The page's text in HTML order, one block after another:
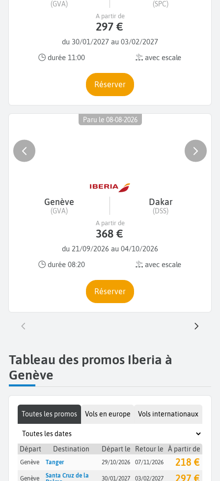
(GVA) (SPC)
du 30/01/2027 au 03/02/2027
durée 11:00
avec escale
A partir de
297 €
Réserver
Paru le 08-08-2026
Genève
(GVA)
Dakar
(DSS)
du 21/09/2026 au 04/10/2026
durée 08:20
avec escale
A partir de
368 €
Réserver
Tableau des promos Iberia à
Genève
Toutes les promos Vols en europe Vols internationaux
Départ Destination Départ le Retour le À partir de
Genève Tanger 29/10/2026 07/11/2026 218 €
Genève
Santa Cruz de la
30/01/2027 03/02/2027 297 €